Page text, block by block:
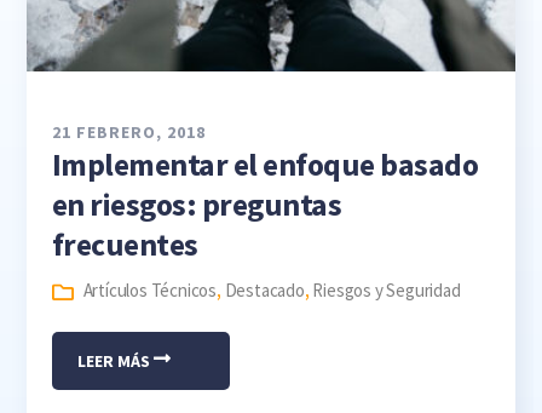
21 FEBRERO, 2018
Implementar el enfoque basado
en riesgos: preguntas
frecuentes
Artículos Técnicos, Destacado, Riesgos y Seguridad
LEER MÁS